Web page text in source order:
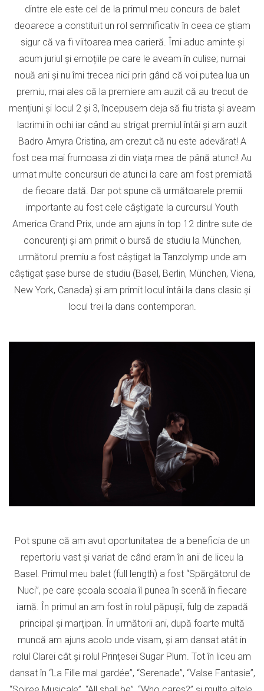
dintre ele este cel de la primul meu concurs de balet
deoarece a constituit un rol semnificativ în ceea ce știam
sigur că va fi viitoarea mea carieră. Îmi aduc aminte și
acum juriul și emoțiile pe care le aveam în culise; numai
nouă ani și nu îmi trecea nici prin gând că voi putea lua un
premiu, mai ales că la premiere am auzit că au trecut de
mențiuni și locul 2 și 3, începusem deja să fiu trista și aveam
lacrimi în ochi iar când au strigat premiul întâi și am auzit
Badro Amyra Cristina, am crezut că nu este adevărat! A
fost cea mai frumoasa zi din viața mea de până atunci! Au
urmat multe concursuri de atunci la care am fost premiată
de fiecare dată. Dar pot spune că următoarele premii
importante au fost cele câștigate la curcursul Youth
America Grand Prix, unde am ajuns în top 12 dintre sute de
concurenți și am primit o bursă de studiu la München,
următorul premiu a fost câștigat la Tanzolymp unde am
câștigat șase burse de studiu (Basel, Berlin, München, Viena,
New York, Canada) și am primit locul întâi la dans clasic și
locul trei la dans contemporan.
Pot spune că am avut oportunitatea de a beneficia de un
repertoriu vast și variat de când eram în anii de liceu la
Basel. Primul meu balet (full length) a fost “Spărgătorul de
Nuci”, pe care școala scoala îl punea în scenă în fiecare
iarnă. În primul an am fost în rolul păpușii, fulg de zapadă
principal și marțipan. În următorii ani, după foarte multă
muncă am ajuns acolo unde visam, și am dansat atât in
rolul Clarei cât și rolul Prințesei Sugar Plum. Tot în liceu am
dansat în “La Fille mal gardée”, “Serenade”, “Valse Fantasie”,